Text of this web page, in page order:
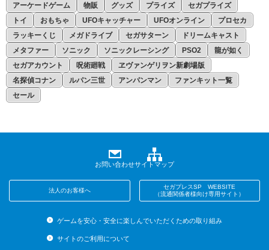
アーケードゲーム
物販 グッズ プライズ
セガプライズ
トイ
おもちゃ UFOキャッチャー UFOオンライン
プロセカ
ラッキーくじ
メガドライブ セガサターン
ドリームキャスト
メタファー
ソニック ソニックレーシング PSO2
龍が如く
セガアカウント
呪術廻戦
ヱヴァンゲリヲン新劇場版
名探偵コナン
ルパン三世 アンパンマン
ファンキット一覧
セール
お問い合わせサイトマップ
法人のお客様へ
セガプレスSP WEBSITE
（流通関係者様向け専用サイト）
ゲームを安心・安全に楽しんでいただくための取り組み
サイトのご利用について